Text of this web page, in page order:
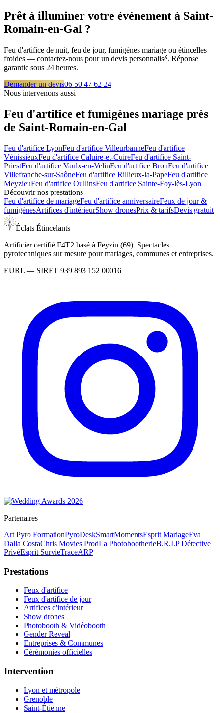
Prêt à illuminer votre événement à Saint-
Romain-en-Gal ?
Feu d'artifice de nuit, feu de jour, fumigènes mariage ou étincelles
froides — contactez-nous pour un devis personnalisé. Réponse
garantie sous 24 heures.
Demander un devis06 50 47 62 24
Nous intervenons aussi
Feu d'artifice et fumigènes mariage près
de Saint-Romain-en-Gal
Feu d'artifice LyonFeu d'artifice VilleurbanneFeu d'artifice
VénissieuxFeu d'artifice Caluire-et-CuireFeu d'artifice Saint-
PriestFeu d'artifice Vaulx-en-VelinFeu d'artifice BronFeu d'artifice
Villefranche-sur-SaôneFeu d'artifice Rillieux-la-PapeFeu d'artifice
MeyzieuFeu d'artifice OullinsFeu d'artifice Sainte-Foy-lès-Lyon
Découvrir nos prestations
Feu d'artifice de mariageFeu d'artifice anniversaireFeux de jour &
fumigènesArtifices d'intérieurShow dronesPrix & tarifsDevis gratuit
Éclats Étincelants
Artificier certifié F4T2 basé à Feyzin (69). Spectacles
pyrotechniques sur mesure pour mariages, communes et entreprises.
EURL — SIRET 939 893 152 00016
Partenaires
Art Pyro FormationPyroDeskSmartMomentsEsprit MariageEva
Dalla CostaChris Movies ProdLa PhotobootherieB.R.I.P Détective
PrivéEsprit SurvieTraceARP
Prestations
Feux d'artifice
Feux d'artifice de jour
Artifices d'intérieur
Show drones
Photobooth & Vidéobooth
Gender Reveal
Entreprises & Communes
Cérémonies officielles
Intervention
Lyon et métropole
Grenoble
Saint-Étienne